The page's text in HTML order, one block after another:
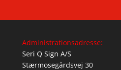
Administrationsadresse:
Seri Q Sign A/S
Stærmosegårdsvej 30